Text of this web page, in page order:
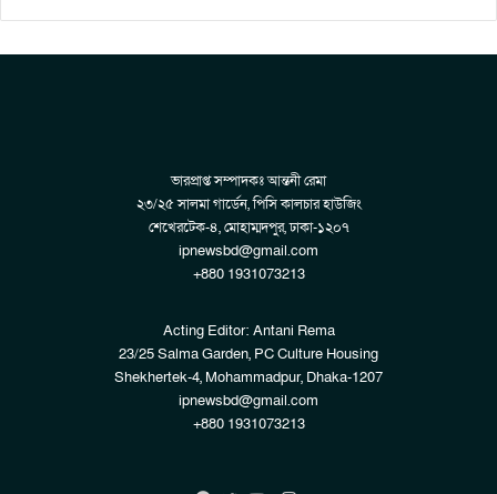
ভারপ্রাপ্ত সম্পাদকঃ আন্তনী রেমা
২৩/২৫ সালমা গার্ডেন, পিসি কালচার হাউজিং
শেখেরটেক-৪, মোহাম্মদপুর, ঢাকা-১২০৭
ipnewsbd@gmail.com
+880 1931073213
Acting Editor: Antani Rema
23/25 Salma Garden, PC Culture Housing
Shekhertek-4, Mohammadpur, Dhaka-1207
ipnewsbd@gmail.com
+880 1931073213